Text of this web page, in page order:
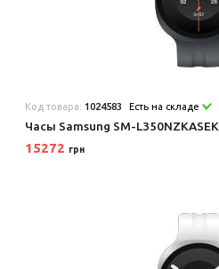
Код товара: 1024583 Есть на складе
Часы Samsung SM-L350NZKASEK
15272 грн